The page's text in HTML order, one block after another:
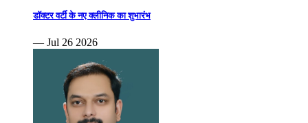
डॉक्टर वर्टी के नए क्लीनिक का शुभारंभ
— Jul 26 2026